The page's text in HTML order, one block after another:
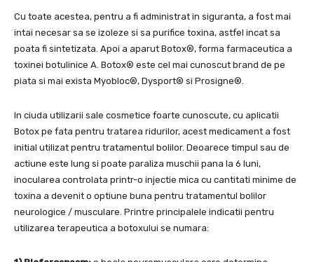
Cu toate acestea, pentru a fi administrat in siguranta, a fost mai
intai necesar sa se izoleze si sa purifice toxina, astfel incat sa
poata fi sintetizata. Apoi a aparut Botox®, forma farmaceutica a
toxinei botulinice A. Botox® este cel mai cunoscut brand de pe
piata si mai exista Myobloc®, Dysport® si Prosigne®.
In ciuda utilizarii sale cosmetice foarte cunoscute, cu aplicatii
Botox pe fata pentru tratarea ridurilor, acest medicament a fost
initial utilizat pentru tratamentul bolilor. Deoarece timpul sau de
actiune este lung si poate paraliza muschii pana la 6 luni,
inocularea controlata printr-o injectie mica cu cantitati minime de
toxina a devenit o optiune buna pentru tratamentul bolilor
neurologice / musculare. Printre principalele indicatii pentru
utilizarea terapeutica a botoxului se numara: